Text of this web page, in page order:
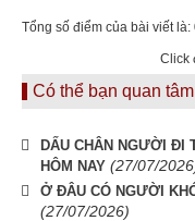
Tổng số điểm của bài viết
Click
Có thể bạn quan tâm
DẤU CHÂN NGƯỜI ĐI
HÔM NAY (27/07/
Ở ĐÂU CÓ NGƯỜI
(27/07/2026)